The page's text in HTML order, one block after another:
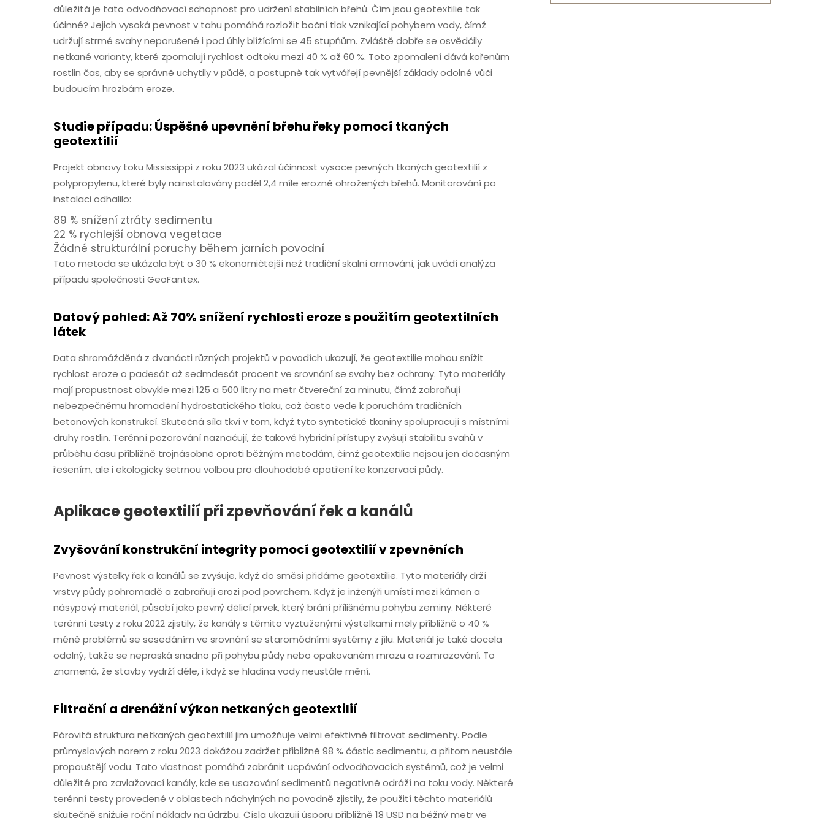
důležitá je tato odvodňovací schopnost pro udržení stabilních břehů. Čím jsou geotextilie tak
účinné? Jejich vysoká pevnost v tahu pomáhá rozložit boční tlak vznikající pohybem vody, čímž
udržují strmé svahy neporušené i pod úhly blížícími se 45 stupňům. Zvláště dobře se osvědčily
netkané varianty, které zpomalují rychlost odtoku mezi 40 % až 60 %. Toto zpomalení dává kořenům
rostlin čas, aby se správně uchytily v půdě, a postupně tak vytvářejí pevnější základy odolné vůči
budoucím hrozbám eroze.
Studie případu: Úspěšné upevnění břehu řeky pomocí tkaných
geotextilií
Projekt obnovy toku Mississippi z roku 2023 ukázal účinnost vysoce pevných tkaných geotextilií z
polypropylenu, které byly nainstalovány podél 2,4 míle erozně ohrožených břehů. Monitorování po
instalaci odhalilo:
89 % snížení ztráty sedimentu
22 % rychlejší obnova vegetace
Žádné strukturální poruchy během jarních povodní
Tato metoda se ukázala být o 30 % ekonomičtější než tradiční skalní armování, jak uvádí analýza
případu společnosti GeoFantex.
Datový pohled: Až 70% snížení rychlosti eroze s použitím geotextilních
látek
Data shromážděná z dvanácti různých projektů v povodích ukazují, že geotextilie mohou snížit
rychlost eroze o padesát až sedmdesát procent ve srovnání se svahy bez ochrany. Tyto materiály
mají propustnost obvykle mezi 125 a 500 litry na metr čtvereční za minutu, čímž zabraňují
nebezpečnému hromadění hydrostatického tlaku, což často vede k poruchám tradičních
betonových konstrukcí. Skutečná síla tkví v tom, když tyto syntetické tkaniny spolupracují s místními
druhy rostlin. Terénní pozorování naznačují, že takové hybridní přístupy zvyšují stabilitu svahů v
průběhu času přibližně trojnásobně oproti běžným metodám, čímž geotextilie nejsou jen dočasným
řešením, ale i ekologicky šetrnou volbou pro dlouhodobé opatření ke konzervaci půdy.
Aplikace geotextilií při zpevňování řek a kanálů
Zvyšování konstrukční integrity pomocí geotextilií v zpevněních
Pevnost výstelky řek a kanálů se zvyšuje, když do směsi přidáme geotextilie. Tyto materiály drží
vrstvy půdy pohromadě a zabraňují erozi pod povrchem. Když je inženýři umístí mezi kámen a
násypový materiál, působí jako pevný dělicí prvek, který brání přílišnému pohybu zeminy. Některé
terénní testy z roku 2022 zjistily, že kanály s těmito vyztuženými výstelkami měly přibližně o 40 %
méně problémů se sesedáním ve srovnání se staromódními systémy z jílu. Materiál je také docela
odolný, takže se nepraská snadno při pohybu půdy nebo opakovaném mrazu a rozmrazování. To
znamená, že stavby vydrží déle, i když se hladina vody neustále mění.
Filtrační a drenážní výkon netkaných geotextilií
Pórovitá struktura netkaných geotextilií jim umožňuje velmi efektivně filtrovat sedimenty. Podle
průmyslových norem z roku 2023 dokážou zadržet přibližně 98 % částic sedimentu, a přitom neustále
propouštějí vodu. Tato vlastnost pomáhá zabránit ucpávání odvodňovacích systémů, což je velmi
důležité pro zavlažovací kanály, kde se usazování sedimentů negativně odráží na toku vody. Některé
terénní testy provedené v oblastech náchylných na povodně zjistily, že použití těchto materiálů
skutečně snižuje roční náklady na údržbu. Čísla ukazují úsporu přibližně 18 USD na běžný metr ve